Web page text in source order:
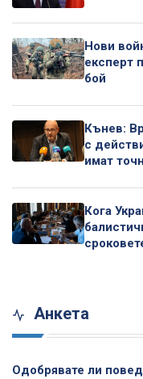
Нови
експерт
бой
Кънев:
с
имат
Кога
Анкета
Одобрявате ли